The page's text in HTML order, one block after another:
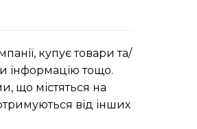
купує товари та/
інформацію тощо.
що містяться на
від інших